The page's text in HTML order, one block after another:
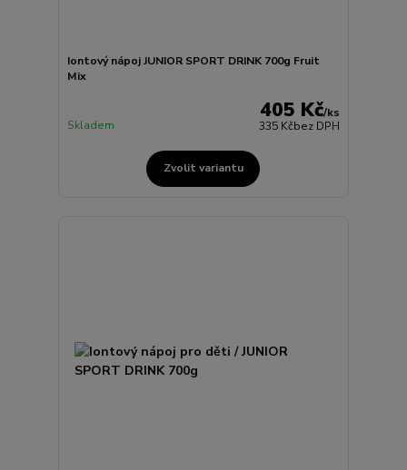
Iontový nápoj JUNIOR SPORT DRINK 700g Fruit
Mix
405 Kč/ks
335 Kčbez DPH
Skladem
Zvolit variantu